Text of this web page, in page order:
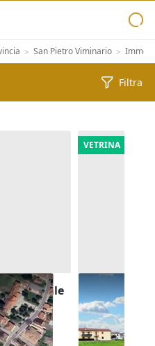
> San Pietro Viminario >
Filtra
VETRINA
Asta
di 5.900 mq
Castegnero
85.000 €